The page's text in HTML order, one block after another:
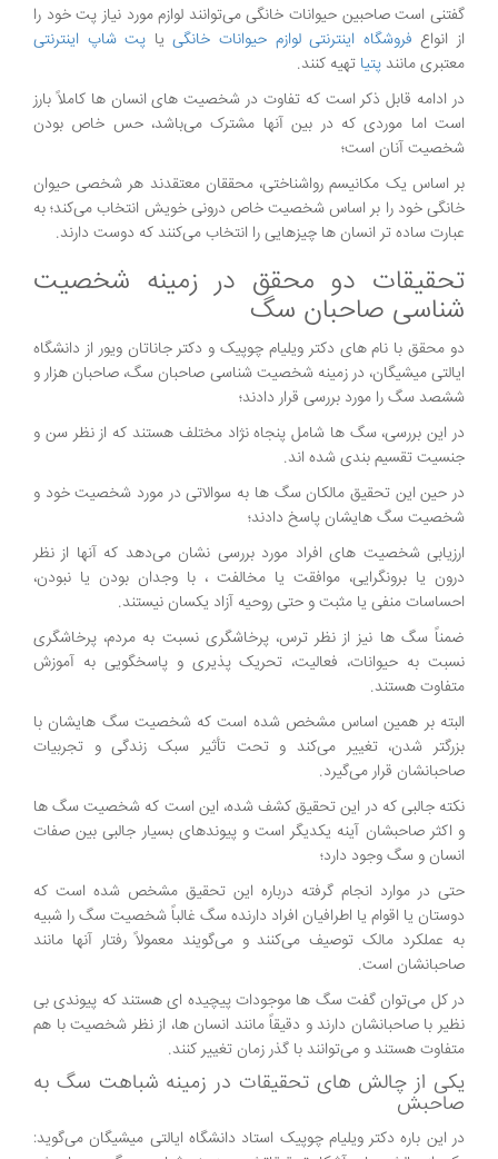
گفتنی است صاحبین حیوانات خانگی می‌توانند لوازم مورد نیاز پت خود را
از انواع فروشگاه اینترنتی لوازم حیوانات خانگییا پت شاپ اینترنتی
معتبری مانندپتیا تهیه کنند.
در ادامه قابل ذکر است که تفاوت در شخصیت های انسان ها کاملاً بارز
است اما موردی که در بین آنها مشترک می‌باشد، حس خاص بودن
شخصیت آنان است؛
بر اساس یک مکانیسم رواشناختی، محققان معتقدند هر شخصی حیوان
خانگی خود را بر اساس شخصیت خاص درونی خویش انتخاب می‌کند؛ به
عبارت ساده تر انسان ها چیزهایی را انتخاب می‌کنند که دوست دارند.
تحقیقات دو محقق در زمینه شخصیت
شناسی صاحبان سگ
دو محقق با نام های دکتر ویلیام چوپیک و دکتر جاناتان ویور از دانشگاه
ایالتی میشیگان، در زمینه شخصیت شناسی صاحبان سگ، صاحبان هزار و
ششصد سگ را مورد بررسی قرار دادند؛
در این بررسی، سگ ها شامل پنجاه نژاد مختلف هستند که از نظر سن و
جنسیت تقسیم بندی شده اند.
در حین این تحقیق مالکان سگ ها به سوالاتی در مورد شخصیت خود و
شخصیت سگ هایشان پاسخ دادند؛
ارزیابی شخصیت های افراد مورد بررسی نشان می‌دهد که آنها از نظر
درون یا برونگرایی، موافقت یا مخالفت ، با وجدان بودن یا نبودن،
احساسات منفی یا مثبت و حتی روحیه آزاد یکسان نیستند.
ضمناً سگ ها نیز از نظر ترس، پرخاشگری نسبت به مردم، پرخاشگری
نسبت به حیوانات، فعالیت، تحریک پذیری و پاسخگویی به آموزش
متفاوت هستند.
البته بر همین اساس مشخص شده است که شخصیت سگ هایشان با
بزرگتر شدن، تغییر می‌کند و تحت تأثیر سبک زندگی و تجربیات
صاحبانشان قرار می‌گیرد.
نکته جالبی که در این تحقیق کشف شده، این است که شخصیت سگ ها
و اکثر صاحبشان آینه یکدیگر است و پیوندهای بسیار جالبی بین صفات
انسان و سگ وجود دارد؛
حتی در موارد انجام گرفته درباره این تحقیق مشخص شده است که
دوستان یا اقوام یا اطرافیان افراد دارنده سگ غالباً شخصیت سگ را شبیه
به عملکرد مالک توصیف می‌کنند و می‌گویند معمولاً رفتار آنها مانند
صاحبانشان است.
در کل می‌توان گفت سگ ها موجودات پیچیده ای هستند که پیوندی بی
نظیر با صاحبانشان دارند و دقیقاً مانند انسان ها، از نظر شخصیت با هم
متفاوت هستند و می‌توانند با گذر زمان تغییر کنند.
یکی از چالش های تحقیقات در زمینه شباهت سگ به
صاحبش
در این باره دکتر ویلیام چوپیک استاد دانشگاه ایالتی میشیگان می‌گوید: